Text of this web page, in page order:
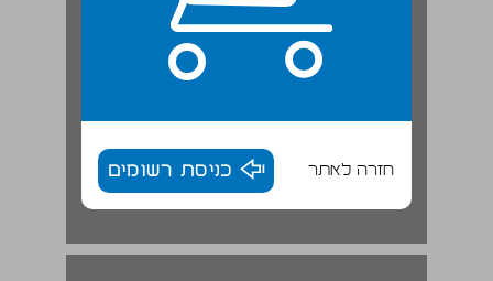
חזרה לאתר כניסת רשומים